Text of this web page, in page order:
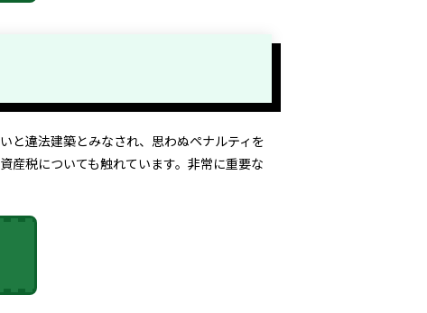
と違法建築とみなされ、思わぬペナルティを
産税についても触れています。非常に重要な